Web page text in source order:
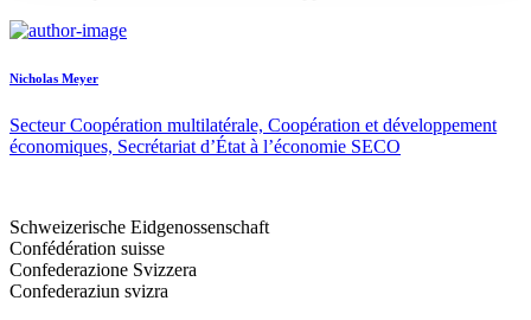
Nicholas Meyer
Secteur Coopération multilatérale, Coopération et développement
économiques, Secrétariat d’État à l’économie SECO
Schweizerische Eidgenossenschaft
Confédération suisse
Confederazione Svizzera
Confederaziun svizra